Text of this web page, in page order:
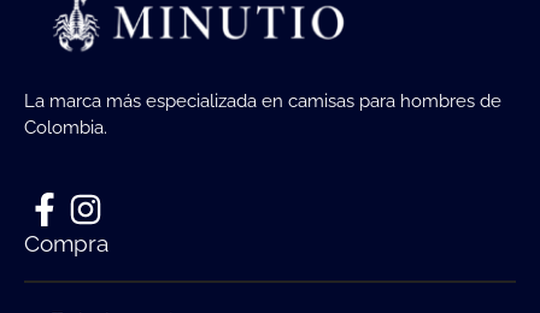
La marca más especializada en camisas para hombres de
Colombia.
Compra